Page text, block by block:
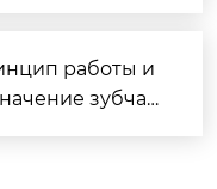
работы и
зубчат